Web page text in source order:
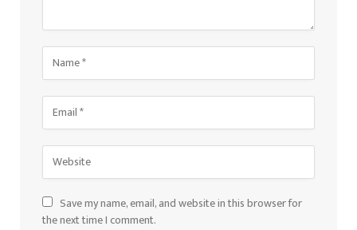
Save my name, email, and website in this browser for
the next time I comment.